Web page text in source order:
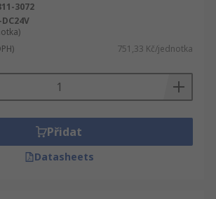
3072
DC24V
751,33 Kč/jednotka
Přidat
Datasheets